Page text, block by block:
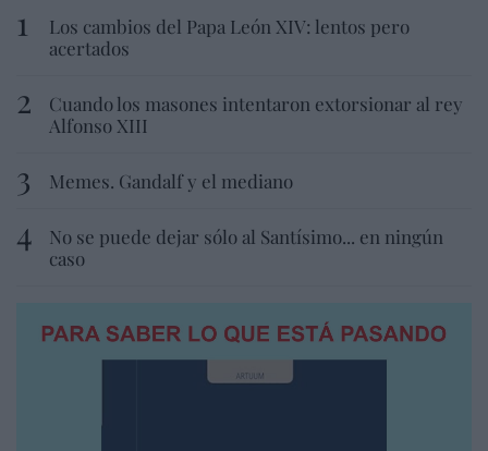
Los cambios del Papa León XIV: lentos pero
acertados
Cuando los masones intentaron extorsionar al rey
Alfonso XIII
Memes. Gandalf y el mediano
No se puede dejar sólo al Santísimo... en ningún
caso